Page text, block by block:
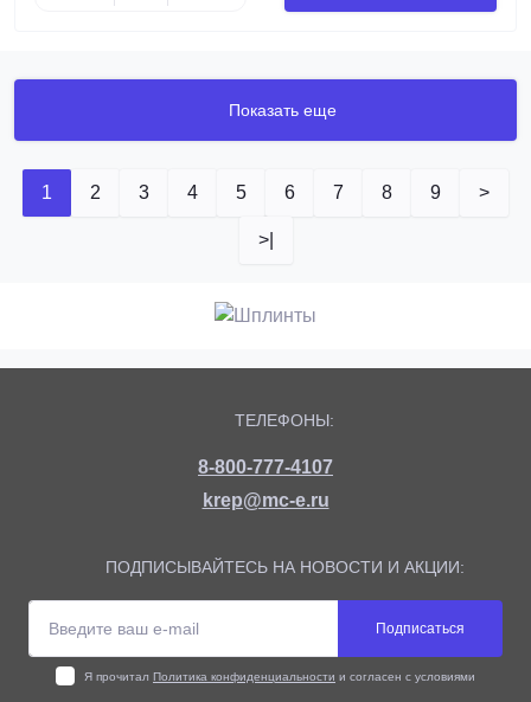
Показать еще
1 2 3 4 5 6 7 8 9 >
>|
ТЕЛЕФОНЫ:
8-800-777-4107
krep@mc-e.ru
ПОДПИСЫВАЙТЕСЬ НА НОВОСТИ И АКЦИИ:
Подписаться
Я прочитал Политика конфиденциальности и согласен с условиями